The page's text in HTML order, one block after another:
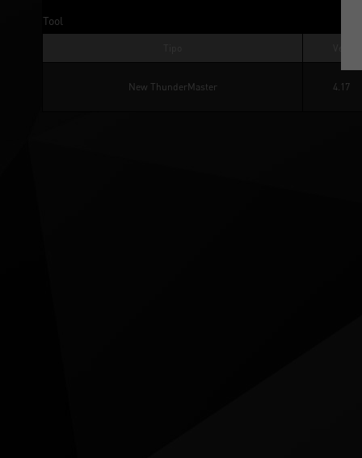
Tool
New ThunderMaster 4.17